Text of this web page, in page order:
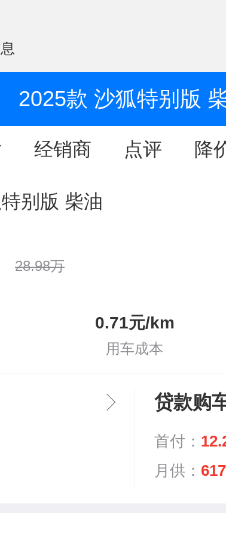
2025款 沙狐特别版
经销商 点评 降
别版 柴油
28.98万
0.71元/km
用车成本
贷款购
首付：
月供：